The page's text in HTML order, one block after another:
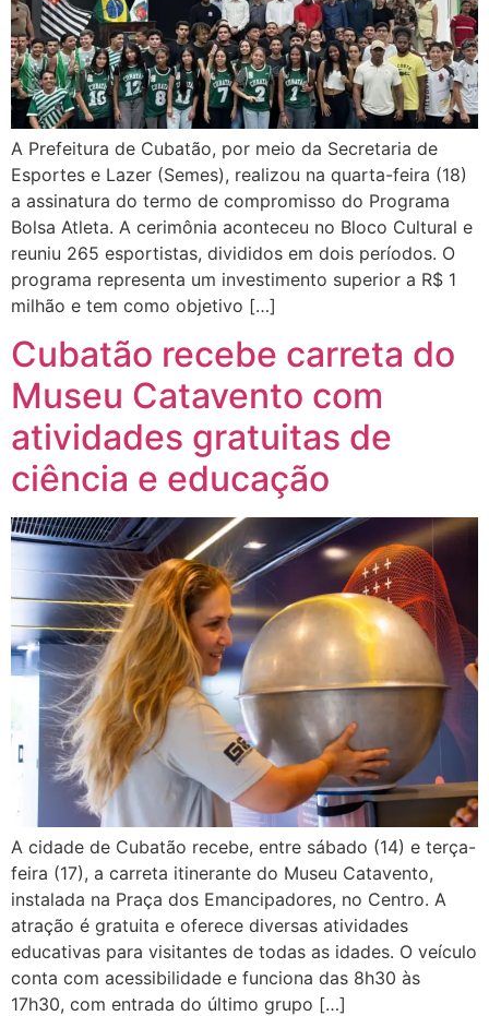
A Prefeitura de Cubatão, por meio da Secretaria de
Esportes e Lazer (Semes), realizou na quarta-feira (18)
a assinatura do termo de compromisso do Programa
Bolsa Atleta. A cerimônia aconteceu no Bloco Cultural e
reuniu 265 esportistas, divididos em dois períodos. O
programa representa um investimento superior a R$ 1
milhão e tem como objetivo […]
Cubatão recebe carreta do
Museu Catavento com
atividades gratuitas de
ciência e educação
A cidade de Cubatão recebe, entre sábado (14) e terça-
feira (17), a carreta itinerante do Museu Catavento,
instalada na Praça dos Emancipadores, no Centro. A
atração é gratuita e oferece diversas atividades
educativas para visitantes de todas as idades. O veículo
conta com acessibilidade e funciona das 8h30 às
17h30, com entrada do último grupo […]